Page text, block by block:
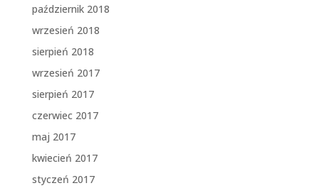
październik 2018
wrzesień 2018
sierpień 2018
wrzesień 2017
sierpień 2017
czerwiec 2017
maj 2017
kwiecień 2017
styczeń 2017